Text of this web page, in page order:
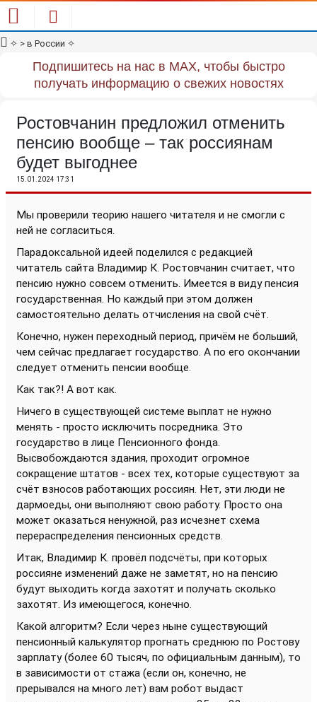
✧ > в России ✧
Подпишитесь на нас в MAX, чтобы быстро
получать информацию о свежих новостях
Ростовчанин предложил отменить
пенсию вообще – так россиянам
будет выгоднее
15.01.2024 17:31
Мы проверили теорию нашего читателя и не смогли с
ней не согласиться.
Парадоксальной идеей поделился с редакцией
читатель сайта Владимир К. Ростовчанин считает, что
пенсию нужно совсем отменить. Имеется в виду пенсия
государственная. Но каждый при этом должен
самостоятельно делать отчисления на свой счёт.
Конечно, нужен переходный период, причём не больший,
чем сейчас предлагает государство. А по его окончании
следует отменить пенсии вообще.
Как так?! А вот как.
Ничего в существующей системе выплат не нужно
менять - просто исключить посредника. Это
государство в лице Пенсионного фонда.
Высвобождаются здания, проходит огромное
сокращение штатов - всех тех, которые существуют за
счёт взносов работающих россиян. Нет, эти люди не
дармоеды, они выполняют свою работу. Просто она
может оказаться ненужной, раз исчезнет схема
перераспределения пенсионных средств.
Итак, Владимир К. провёл подсчёты, при которых
россияне изменений даже не заметят, но на пенсию
будут выходить когда захотят и получать сколько
захотят. Из имеющегося, конечно.
Какой алгоритм? Если через ныне существующий
пенсионный калькулятор прогнать среднюю по Ростову
зарплату (более 60 тысяч, по официальным данным), то
в зависимости от стажа (если он, конечно, не
прерывался на много лет) вам робот выдаст